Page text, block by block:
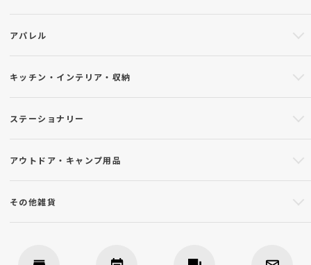
アパレル
キッチン・インテリア・収納
ステーショナリー
アウトドア・キャンプ用品
その他雑貨